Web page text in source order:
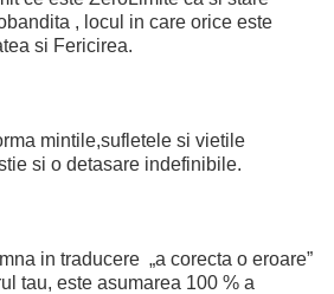
, locul in care orice este
si Fericirea.
mintile,sufletele si vietile
si o detasare indefinibile.
in traducere „a corecta o eroare”
tau, este asumarea 100 % a